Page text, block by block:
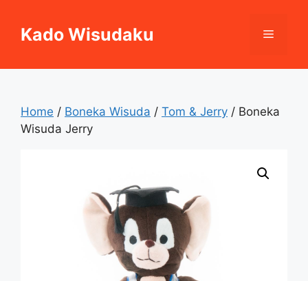
contentKado Wisudaku Menu
Home / Boneka Wisuda / Tom & Jerry / Boneka
Wisuda Jerry